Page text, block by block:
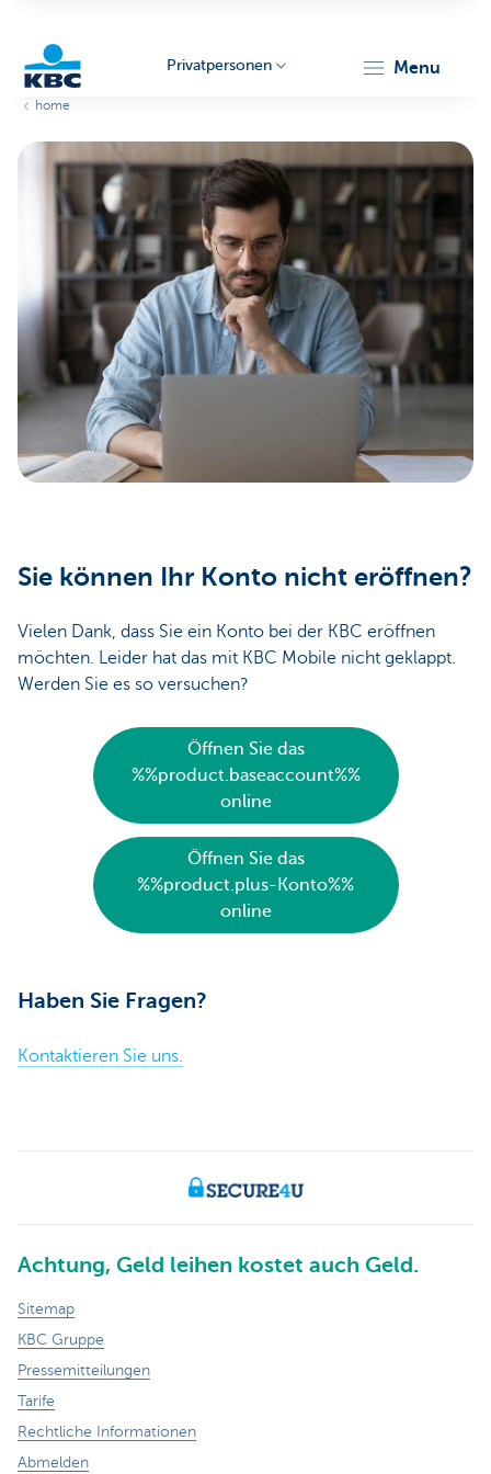
Particulieren
Privatpersonen menu
home
Sie können Ihr Konto nicht eröffnen?
Vielen Dank, dass Sie ein Konto bei der KBC eröffnen
möchten. Leider hat das mit KBC Mobile nicht geklappt.
Werden Sie es so versuchen?
Öffnen Sie das
%%product.baseaccount%%
online
Öffnen Sie das
%%product.plus-Konto%%
online
Haben Sie Fragen?
Kontaktieren Sie uns.
Achtung, Geld leihen kostet auch Geld.
Sitemap
KBC Gruppe
Pressemitteilungen
Tarife
Rechtliche Informationen
Abmelden